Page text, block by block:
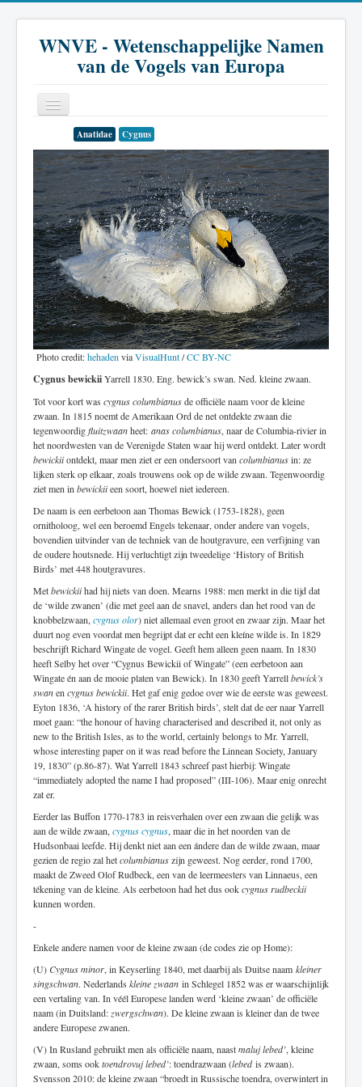
WNVE - Wetenschappelijke Namen
van de Vogels van Europa
Inleiding
Soort
Genus
Familie
Historie
Literatuur
Anatidae Cygnus
Photo credit:hehaden viaVisualHunt/CC BY-NC
Cygnus bewickiiYarrell 1830. Eng. bewick’s swan. Ned. kleine zwaan.
Tot voor kort was cygnus columbianusde officiële naam voor de kleine
zwaan. In 1815 noemt de Amerikaan Ord de net ontdekte zwaan die
tegenwoordigfluitzwaanheet: anas columbianus, naar de Columbia-rivier in
het noordwesten van de Verenigde Staten waar hij werd ontdekt. Later wordt
bewickiiontdekt, maar men ziet er een ondersoort van columbianusin: ze
lijken sterk op elkaar, zoals trouwens ook op de wilde zwaan. Tegenwoordig
ziet men in bewickiieen soort, hoewel niet iedereen.
De naam is een eerbetoon aan Thomas Bewick (1753-1828), geen
ornitholoog, wel een beroemd Engels tekenaar, onder andere van vogels,
bovendien uitvinder van de techniek van de houtgravure, een verfijning van
de oudere houtsnede. Hij verluchtigt zijn tweedelige ‘History of British
Birds’ met 448 houtgravures.
Metbewickiihad hij niets van doen. Mearns 1988: men merkt in die tijd dat
de ‘wilde zwanen’ (die met geel aan de snavel, anders dan het rood van de
knobbelzwaan, cygnus olor) niet allemaal even groot en zwaar zijn. Maar het
duurt nog even voordat men begrijpt dat er echt een kleíne wilde is. In 1829
beschrijft Richard Wingate de vogel. Geeft hem alleen geen naam. In 1830
heeft Selby het over “Cygnus Bewickii of Wingate” (een eerbetoon aan
Wingate én aan de mooie platen van Bewick). In 1830 geeft Yarrellbewick’s
swanen cygnus bewickii. Het gaf enig gedoe over wie de eerste was geweest.
Eyton 1836, ‘A history of the rarer British birds’, stelt dat de eer naar Yarrell
moet gaan: “the honour of having characterised and described it, not only as
new to the British Isles, as to the world, certainly belongs to Mr. Yarrell,
whose interesting paper on it was read before the Linnean Society, January
19, 1830” (p.86-87). Wat Yarrell 1843 schreef past hierbij: Wingate
“immediately adopted the name I had proposed” (III-106). Maar enig onrecht
zat er.
Eerder las Buffon 1770-1783 in reisverhalen over een zwaan die gelijk was
aan de wilde zwaan, cygnus cygnus, maar die in het noorden van de
Hudsonbaai leefde. Hij denkt niet aan een ándere dan de wilde zwaan, maar
gezien de regio zal hetcolumbianuszijn geweest. Nog eerder, rond 1700,
maakt de Zweed Olof Rudbeck, een van de leermeesters van Linnaeus, een
tékening van de kleine. Als eerbetoon had het dus ookcygnus rudbeckii
kunnen worden.
-
Enkele andere namen voor de kleine zwaan (de codes zie op Home):
(U)Cygnus minor, in Keyserling 1840, met daarbij als Duitse naam kleiner
singschwan. Nederlands kleine zwaan in Schlegel 1852 was er waarschijnlijk
een vertaling van. In véél Europese landen werd ‘kleine zwaan’ de officiële
naam (in Duitsland: zwergschwan). De kleine zwaan is kleiner dan de twee
andere Europese zwanen.
(V) In Rusland gebruikt men als officiële naam, naastmaluj lebed’, kleine
zwaan, soms ooktoendrovuj lebed’: toendrazwaan (lebedis zwaan).
Svensson 2010: de kleine zwaan “broedt in Russische toendra, overwintert in